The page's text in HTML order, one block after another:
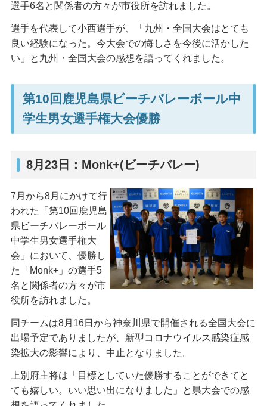
選手6名と関係者の方々が市役所を訪れました。
選手を代表して小西選手が、「九州・全国大会はとても
良い経験になった。今大会での悔しさを今後に活かした
い」と九州・全国大会の感想を語ってくれました。
第10回鹿児島県ビーチバレーボール中
学生男女選手権大会優勝
8月23日：Monk+(ビーチバレー)
7月から8月にかけて行
われた「第10回鹿児島
県ビーチバレーボール
中学生男女選手権大
会」において、優勝し
た「Monk+」の選手5
名と関係者の方々が市
役所を訪れました。
同チームは8月16日から神奈川県で開催される全国大会に
出場予定でありましたが、新型コロナウイルス感染症感
染拡大の影響により、中止となりました。
上別府主将は「目標としていた優勝することができてと
ても嬉しい。いい思い出になりました」と県大会での感